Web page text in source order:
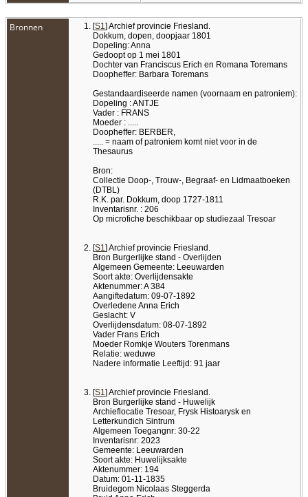
Bronnen [S1] Archief provincie Friesland.
Dokkum, dopen, doopjaar 1801
Dopeling: Anna
Gedoopt op 1 mei 1801
Dochter van Franciscus Erich en Romana Toremans
Doopheffer: Barbara Toremans
Gestandaardiseerde namen (voornaam en patroniem):
Dopeling : ANTJE
Vader : FRANS
Moeder : .....
Doopheffer: BERBER,
..... = naam of patroniem komt niet voor in de
Thesaurus
Bron:
Collectie Doop-, Trouw-, Begraaf- en Lidmaatboeken
(DTBL)
R.K. par. Dokkum, doop 1727-1811
Inventarisnr. : 206
Op microfiche beschikbaar op studiezaal Tresoar
[S1] Archief provincie Friesland.
Bron Burgerlijke stand - Overlijden
Algemeen Gemeente: Leeuwarden
Soort akte: Overlijdensakte
Aktenummer: A 384
Aangiftedatum: 09-07-1892
Overledene Anna Erich
Geslacht: V
Overlijdensdatum: 08-07-1892
Vader Frans Erich
Moeder Romkje Wouters Torenmans
Relatie: weduwe
Nadere informatie Leeftijd: 91 jaar
[S1] Archief provincie Friesland.
Bron Burgerlijke stand - Huwelijk
Archieflocatie Tresoar, Frysk Histoarysk en
Letterkundich Sintrum
Algemeen Toegangnr: 30-22
Inventarisnr: 2023
Gemeente: Leeuwarden
Soort akte: Huwelijksakte
Aktenummer: 194
Datum: 01-11-1835
Bruidegom Nicolaas Steggerda